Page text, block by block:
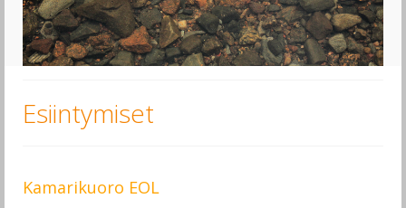
Kamarikuoro EOL – Elämä On Laulamista!
Infoa kuorosta
Kannatusjäsenyys
Musiikki
Esiintymiset
Kamarikuoro EOL